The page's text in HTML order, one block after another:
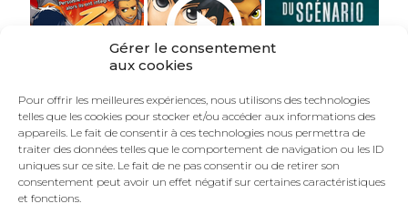
Gérer le consentement
aux cookies
Pour offrir les meilleures expériences, nous utilisons des technologies
telles que les cookies pour stocker et/ou accéder aux informations des
appareils. Le fait de consentir à ces technologies nous permettra de
traiter des données telles que le comportement de navigation ou les ID
uniques sur ce site. Le fait de ne pas consentir ou de retirer son
consentement peut avoir un effet négatif sur certaines caractéristiques
et fonctions.